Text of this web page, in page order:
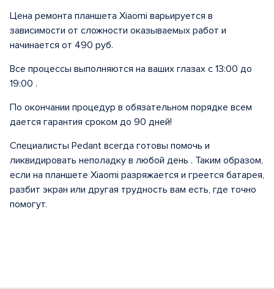
Цена ремонта планшета Xiaomi варьируется в
зависимости от сложности оказываемых работ и
начинается от 490 руб.
Все процессы выполняются на ваших глазах с 13:00 до
19:00 .
По окончании процедур в обязательном порядке всем
дается гарантия сроком до 90 дней!
Специалисты Pedant всегда готовы помочь и
ликвидировать неполадку в любой день . Таким образом,
если на планшете Xiaomi разряжается и греется батарея,
разбит экран или другая трудность вам есть, где точно
помогут.